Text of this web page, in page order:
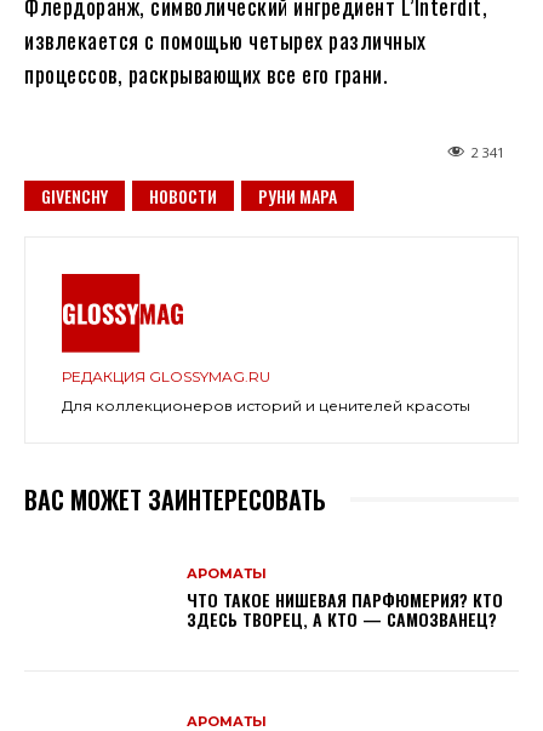
Флердоранж, символический ингредиент L’Interdit,
извлекается с помощью четырех различных
процессов, раскрывающих все его грани.
2 341
GIVENCHY НОВОСТИ РУНИ МАРА
РЕДАКЦИЯ GLOSSYMAG.RU
Для коллекционеров историй и ценителей красоты
ВАС МОЖЕТ ЗАИНТЕРЕСОВАТЬ
АРОМАТЫ
ЧТО ТАКОЕ НИШЕВАЯ ПАРФЮМЕРИЯ? КТО
ЗДЕСЬ ТВОРЕЦ, А КТО — САМОЗВАНЕЦ?
АРОМАТЫ